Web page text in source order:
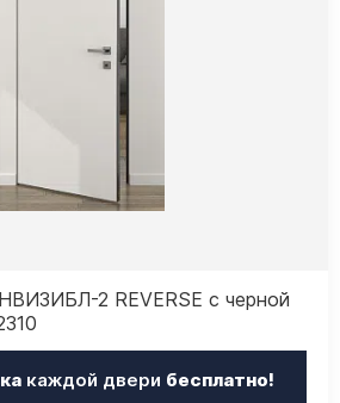
2 REVERSE с черной
каждой двери бесплатно!